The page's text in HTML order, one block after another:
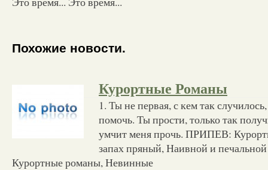
Похожие новости.
Курортные Романы
1. Ты не первая, с кем так
помочь. Ты прости, только так
умчит меня прочь. ПРИПЕВ:
запах пряный, Наивной и
Курортные романы, Невинные